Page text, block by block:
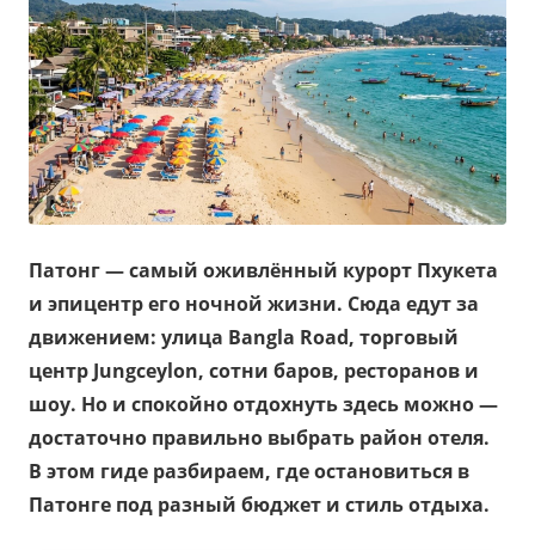
Патонг — самый оживлённый курорт Пхукета
и эпицентр его ночной жизни. Сюда едут за
движением: улица Bangla Road, торговый
центр Jungceylon, сотни баров, ресторанов и
шоу. Но и спокойно отдохнуть здесь можно —
достаточно правильно выбрать район отеля.
В этом гиде разбираем, где остановиться в
Патонге под разный бюджет и стиль отдыха.